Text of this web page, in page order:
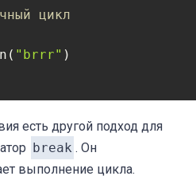
цикл
"brrr" )
есть другой подход для
break . Он
выполнение цикла.